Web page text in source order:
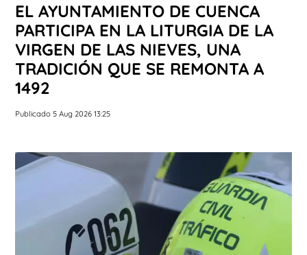
EL AYUNTAMIENTO DE CUENCA
PARTICIPA EN LA LITURGIA DE LA
VIRGEN DE LAS NIEVES, UNA
TRADICIÓN QUE SE REMONTA A
1492
Publicado 5 Aug 2026 13:25